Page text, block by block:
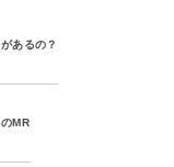
あるの？
MR